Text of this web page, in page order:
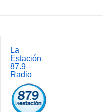
navigation
La
Estación
87.9 –
Radio